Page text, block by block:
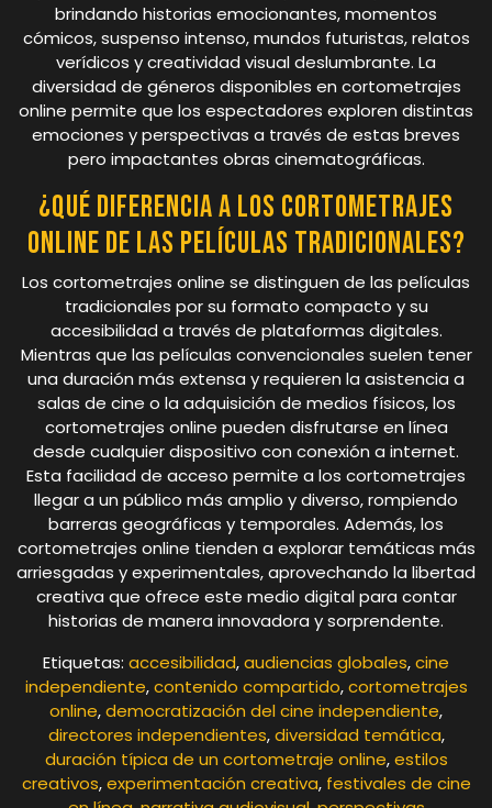
brindando historias emocionantes, momentos
cómicos, suspenso intenso, mundos futuristas, relatos
verídicos y creatividad visual deslumbrante. La
diversidad de géneros disponibles en cortometrajes
online permite que los espectadores exploren distintas
emociones y perspectivas a través de estas breves
pero impactantes obras cinematográficas.
¿Qué diferencia a los cortometrajes
online de las películas tradicionales?
Los cortometrajes online se distinguen de las películas
tradicionales por su formato compacto y su
accesibilidad a través de plataformas digitales.
Mientras que las películas convencionales suelen tener
una duración más extensa y requieren la asistencia a
salas de cine o la adquisición de medios físicos, los
cortometrajes online pueden disfrutarse en línea
desde cualquier dispositivo con conexión a internet.
Esta facilidad de acceso permite a los cortometrajes
llegar a un público más amplio y diverso, rompiendo
barreras geográficas y temporales. Además, los
cortometrajes online tienden a explorar temáticas más
arriesgadas y experimentales, aprovechando la libertad
creativa que ofrece este medio digital para contar
historias de manera innovadora y sorprendente.
Etiquetas: accesibilidad,audiencias globales,cine
independiente,contenido compartido,cortometrajes
online,democratización del cine independiente,
directores independientes,diversidad temática,
duración típica de un cortometraje online,estilos
creativos,experimentación creativa, festivales de cine